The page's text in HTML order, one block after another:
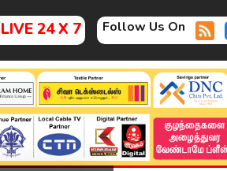
LIVE 24 X 7 Follow Us On